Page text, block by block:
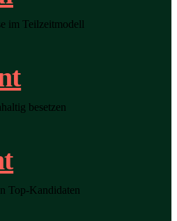
im Teilzeitmodell
besetzen
Top-Kandidaten